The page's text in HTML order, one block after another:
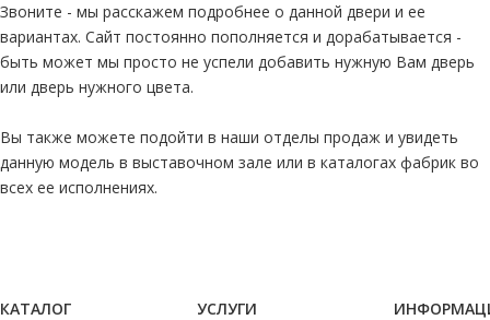
Звоните - мы расскажем подробнее о данной двери и ее
вариантах. Сайт постоянно пополняется и дорабатывается -
быть может мы просто не успели добавить нужную Вам дверь
или дверь нужного цвета.
Вы также можете подойти в наши отделы продаж и увидеть
данную модель в выставочном зале или в каталогах фабрик во
всех ее исполнениях.
КАТАЛОГ УСЛУГИ